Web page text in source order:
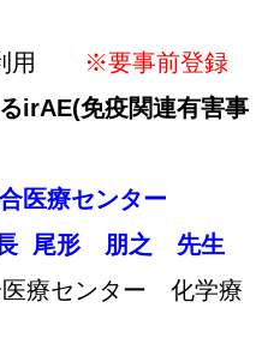
用
※要事前登録
irAE(免疫関連有害事
医療センター
形 朋之 先生
療センター 化学療